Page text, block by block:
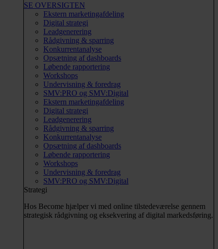
SE OVERSIGTEN
Ekstern marketingafdeling
Digital strategi
Leadgenerering
Rådgivning & sparring
Konkurrentanalyse
Opsætning af dashboards
Løbende rapportering
Workshops
Undervisning & foredrag
SMV:PRO og SMV:Digital
Ekstern marketingafdeling
Digital strategi
Leadgenerering
Rådgivning & sparring
Konkurrentanalyse
Opsætning af dashboards
Løbende rapportering
Workshops
Undervisning & foredrag
SMV:PRO og SMV:Digital
Strategi
Hos Become hjælper vi med online tilstedeværelse gennem
strategisk rådgivning og eksekvering af digital markedsføring.